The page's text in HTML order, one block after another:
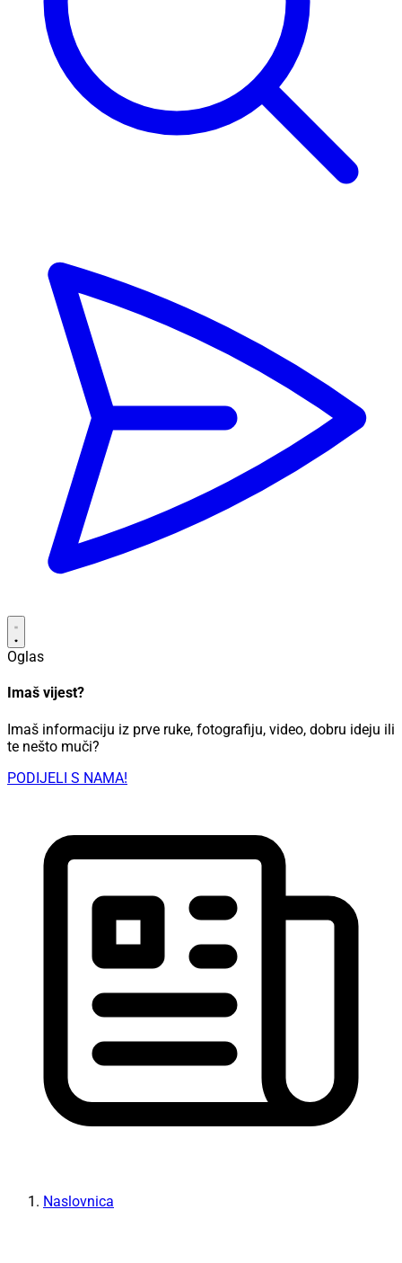
Oglas
Imaš vijest?
Imaš informaciju iz prve ruke, fotografiju, video, dobru ideju ili
te nešto muči?
PODIJELI S NAMA!
Naslovnica